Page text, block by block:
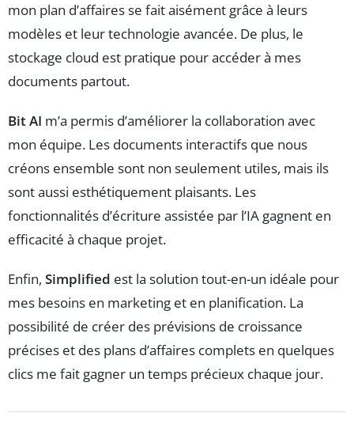
mon plan d’affaires se fait aisément grâce à leurs
modèles et leur technologie avancée. De plus, le
stockage cloud est pratique pour accéder à mes
documents partout.
Bit AI m’a permis d’améliorer la collaboration avec
mon équipe. Les documents interactifs que nous
créons ensemble sont non seulement utiles, mais ils
sont aussi esthétiquement plaisants. Les
fonctionnalités d’écriture assistée par l’IA gagnent en
efficacité à chaque projet.
Enfin, Simplified est la solution tout-en-un idéale pour
mes besoins en marketing et en planification. La
possibilité de créer des prévisions de croissance
précises et des plans d’affaires complets en quelques
clics me fait gagner un temps précieux chaque jour.